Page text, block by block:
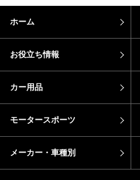
ホーム
お役立ち情報
カー用品
モータースポーツ
メーカー・車種別